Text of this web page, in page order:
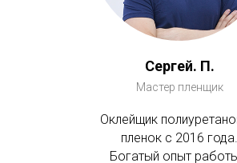
Сергей. П.
Мастер пленщик
Оклейщик
пленок с 2016 года.
Богатый опыт